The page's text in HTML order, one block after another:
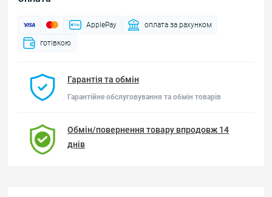
ApplePay оплата за рахунком
готівкою
Гарантія та обмін
Гарантійне обслуговування та обмін товарів
Обмін/повернення товару впродовж 14
днів